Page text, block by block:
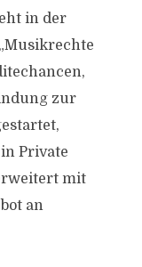
in der
zur
Private
mit
an